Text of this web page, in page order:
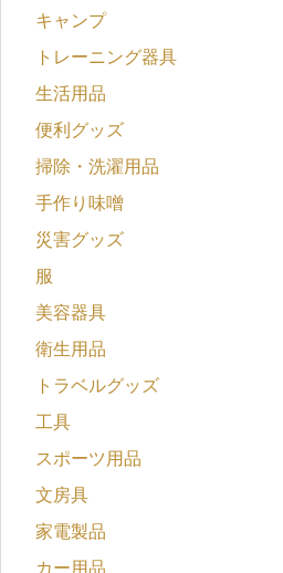
キャンプ
トレーニング器具
生活用品
便利グッズ
掃除・洗濯用品
手作り味噌
災害グッズ
服
美容器具
衛生用品
トラベルグッズ
工具
スポーツ用品
文房具
家電製品
カー用品